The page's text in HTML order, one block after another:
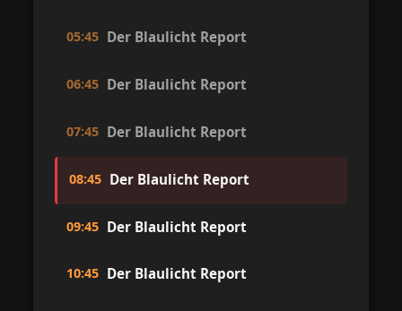
05:45 Der Blaulicht Report
06:45 Der Blaulicht Report
07:45 Der Blaulicht Report
08:45 Der Blaulicht Report
09:45 Der Blaulicht Report
10:45 Der Blaulicht Report